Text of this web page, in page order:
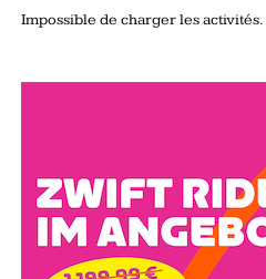
Impossible de charger les activités.